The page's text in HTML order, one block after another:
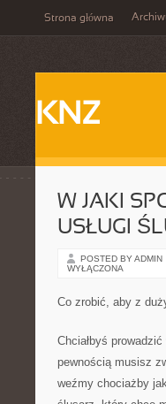
Strona główna
KNZ
W JAKI
USŁUGI
POSTED BY ADMIN
WYŁĄCZONA
Co zrobić, aby z
Chciałbyś
pewnością musisz
weźmy chociażby